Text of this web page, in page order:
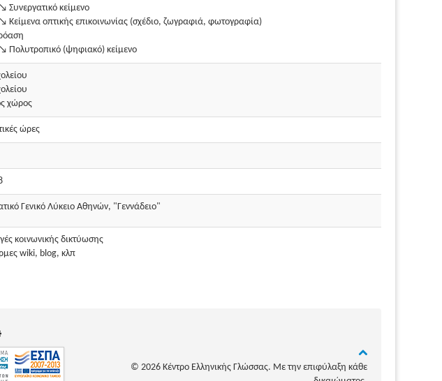
↘ Συνεργατικό κείμενο
↘ Κείμενα οπτικής επικοινωνίας (σχέδιο, ζωγραφιά, φωτογραφία)
↘ Πολυτροπικό (ψηφιακό) κείμενο
χώρος
ώρες
Γενικό Λύκειο Αθηνών, "Γεννάδειο"
κοινωνικής δικτύωσης
wiki, blog, κλπ
© 2026 Κέντρο Ελληνικής Γλώσσας. Με την επιφύλαξη κάθε